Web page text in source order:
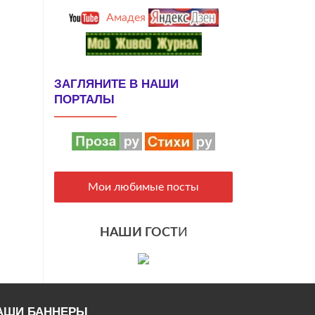
Амадея
ЗАГЛЯНИТЕ В НАШИ
ПОРТАЛЫ
Мои любимые посты
НАШИ ГОСТИ
БАННЕРЫ